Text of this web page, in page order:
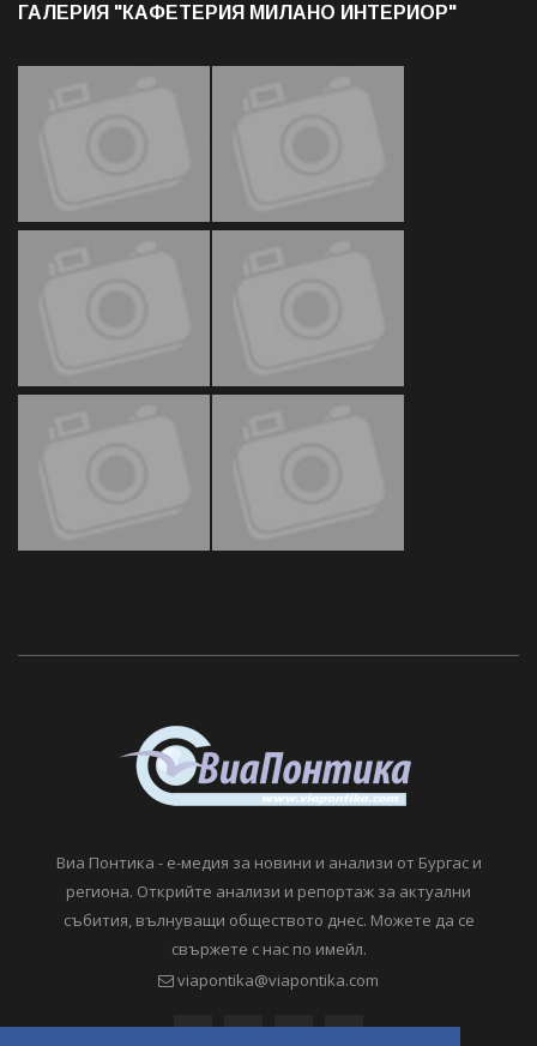
ГАЛЕРИЯ "КАФЕТЕРИЯ МИЛАНО ИНТЕРИОР"
Виа Понтика - е-медия за новини и анализи от Бургас и
региона. Открийте анализи и репортаж за актуални
събития, вълнуващи обществото днес. Можете да се
свържете с нас по имейл.
viapontika@viapontika.com